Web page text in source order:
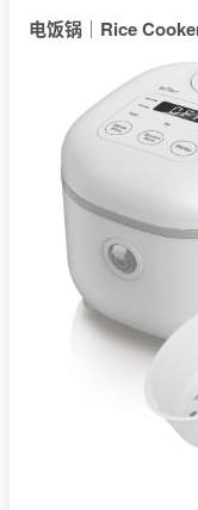
电饭锅｜Rice